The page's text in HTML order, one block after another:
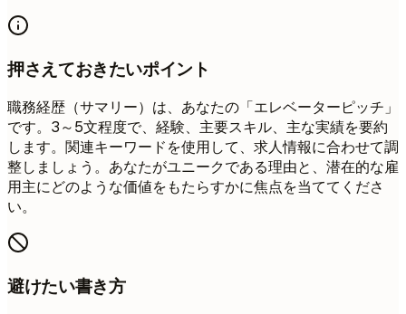
押さえておきたいポイント
職務経歴（サマリー）は、あなたの「エレベーターピッチ」
です。3～5文程度で、経験、主要スキル、主な実績を要約
します。関連キーワードを使用して、求人情報に合わせて調
整しましょう。あなたがユニークである理由と、潜在的な雇
用主にどのような価値をもたらすかに焦点を当ててくださ
い。
避けたい書き方